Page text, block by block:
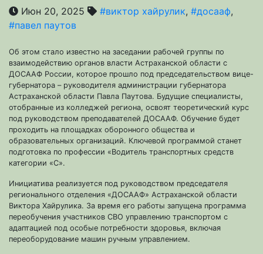
Июн 20, 2025 #виктор хайрулик, #досааф,
#павел паутов
Об этом стало известно на заседании рабочей группы по
взаимодействию органов власти Астраханской области с
ДОСААФ России, которое прошло под председательством вице-
губернатора – руководителя администрации губернатора
Астраханской области Павла Паутова. Будущие специалисты,
отобранные из колледжей региона, освоят теоретический курс
под руководством преподавателей ДОСААФ. Обучение будет
проходить на площадках оборонного общества и
образовательных организаций. Ключевой программой станет
подготовка по профессии «Водитель транспортных средств
категории «С».
Инициатива реализуется под руководством председателя
регионального отделения «ДОСААФ» Астраханской области
Виктора Хайрулика. За время его работы запущена программа
переобучения участников СВО управлению транспортом с
адаптацией под особые потребности здоровья, включая
переоборудование машин ручным управлением.